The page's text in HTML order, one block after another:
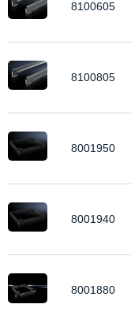
8100605
8100805
8001950
8001940
8001880